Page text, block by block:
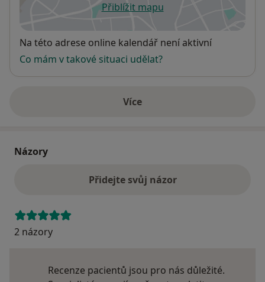
Přiblížit mapuse otevře v nové záložce
Dostupnost
Na této adrese online kalendář není aktivní
Co mám v takové situaci udělat?
Víceo adrese
Názory
Přidejte svůj názor
2 názory
Recenze pacientů jsou pro nás důležité.